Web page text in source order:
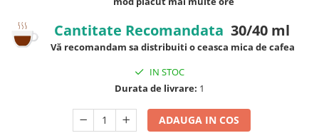
Cantitate Recomandata 30/40 ml
Vă recomandam sa distribuiti o ceasca mica de cafea
IN STOC
Durata de livrare: 1
ADAUGA IN COS